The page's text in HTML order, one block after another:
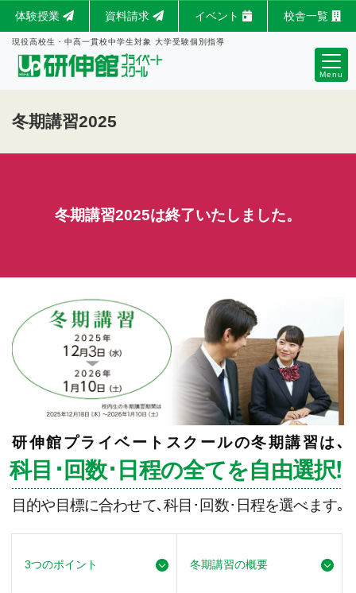
体験授業 資料請求 イベント 校舎一覧
現役高校生・中高一貫校中学生対象 大学受験個別指導
Menu
冬期講習2025
冬期講習2025は終了いたしました。
研伸館プライベートスクールの冬期講習は､
科目･回数･日程の全てを自由選択!
目的や目標に合わせて､科目･回数･日程を選べます｡
3つのポイント 冬期講習の概要